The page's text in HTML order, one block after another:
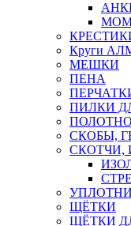
Круги
МЕШКИ
ПЕНА
ПИЛКИ
СКОБЫ,
СКОТЧИ,
ЩЁТКИ
ЩЁТКИ